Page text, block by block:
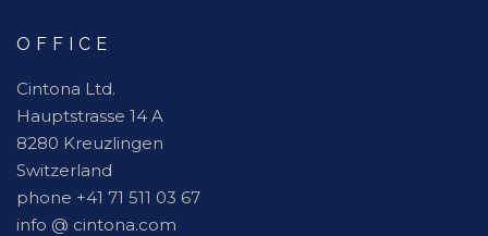
OFFICE
Cintona Ltd.
Hauptstrasse 14 A
8280 Kreuzlingen
Switzerland
phone +41 71 511 03 67
info @ cintona.com